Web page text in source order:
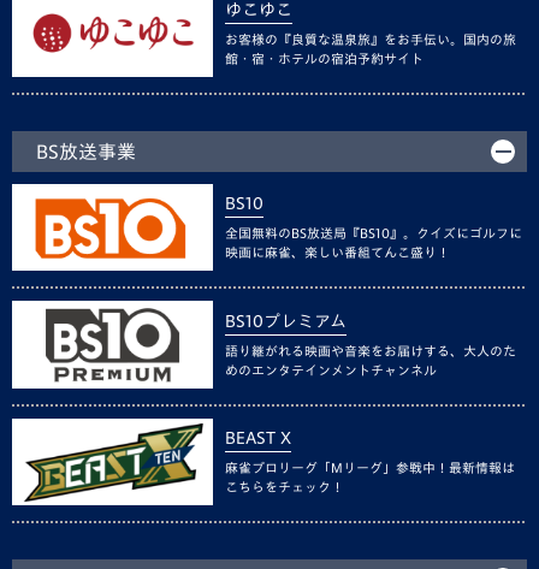
ゆこゆこ
お客様の『良質な温泉旅』をお手伝い。国内の旅
館・宿・ホテルの宿泊予約サイト
BS放送事業
BS10
全国無料のBS放送局『BS10』。クイズにゴルフに
映画に麻雀、楽しい番組てんこ盛り！
BS10プレミアム
語り継がれる映画や音楽をお届けする、大人のた
めのエンタテインメントチャンネル
BEAST X
麻雀プロリーグ「Mリーグ」参戦中！最新情報は
こちらをチェック！